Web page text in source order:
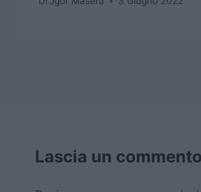
Lascia un commento